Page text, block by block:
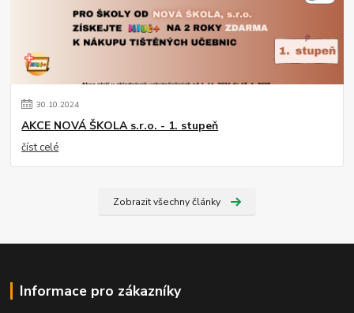
30.10.2024
AKCE NOVÁ ŠKOLA s.r.o. - 1. stupeň
číst celé
Zobrazit všechny články
Informace pro zákazníky